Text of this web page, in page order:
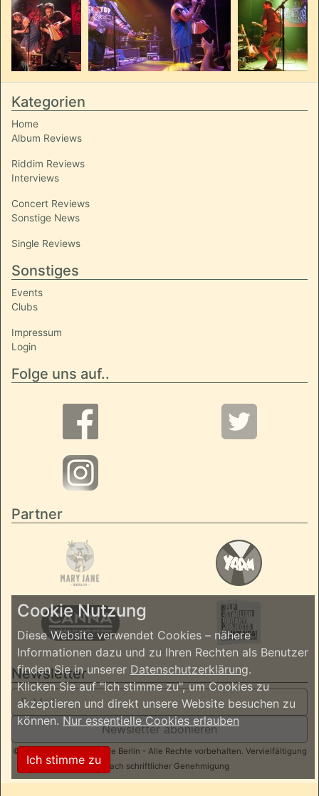
Kategorien
Home
Album Reviews
Riddim Reviews
Interviews
Concert Reviews
Sonstige News
Single Reviews
Sonstiges
Events
Clubs
Impressum
Login
Folge uns auf..
Partner
Newsletter
Newsletter abonieren
© 2026 ReggaeInBerlin.de Berlin - Alle Rechte vorbehalten. Vervielfältigung
nur nach schriftlicher Genehmigung
Cookie Nutzung
Diese Website verwendet Cookies – nähere
Informationen dazu und zu Ihren Rechten als Benutzer
finden Sie in unserer Datenschutzerklärung.
Klicken Sie auf "Ich stimme zu", um Cookies zu
akzeptieren und direkt unsere Website besuchen zu
können.Nur essentielle Cookies erlauben
Ich stimme zu